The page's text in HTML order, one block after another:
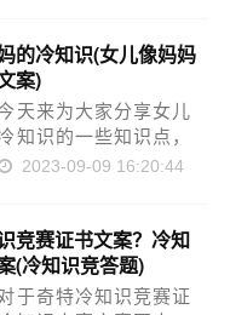
可以解决大家的问
们就开始吧！……
的冷知识(女儿像妈妈
案)
天来为大家分享女儿
知识的一些知识点，
妈的冷知识文案的问
文章，相信很大概率
的问题，接……
2023-09-09 16:20:44
竞赛证书文案？冷知
(冷知识竞答题)
于奇特冷知识竞赛证